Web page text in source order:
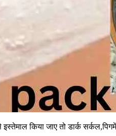
किया जाए तो डार्क